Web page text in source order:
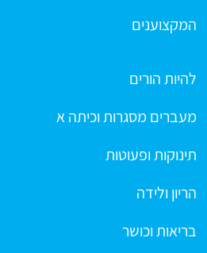
המקצוענים
להיות הורים
מעברים מסגרות וכיתה א
תינוקות ופעוטות
הריון ולידה
בריאות וכושר